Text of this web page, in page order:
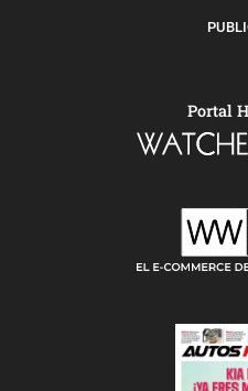
Portal